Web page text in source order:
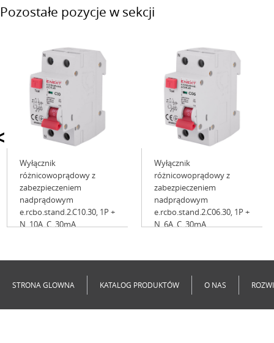
Pozostałe pozycje w sekcji
Wyłącznik
różnicowoprądowy z
zabezpieczeniem
nadprądowym
e.rcbo.stand.2.C10.30, 1P +
N, 10A, C, 30mA
Wyłącznik
różnicowoprądowy z
zabezpieczeniem
nadprądowym
e.rcbo.stand.2.C06.30, 1P +
N, 6A, C, 30mA
STRONA GLOWNA KATALOG PRODUKTÓW O NAS